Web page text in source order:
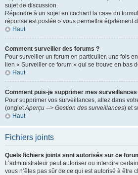
sujet de discussion.
Répondre à un sujet en cochant la case du
réponse est postée » vous permettra également
Haut
Comment surveiller des forums ?
Pour surveiller un forum en particulier, une fois
lien « Surveiller ce forum » qui se trouve en bas
Haut
Comment puis-je supprimer mes
Pour supprimer vos surveillances, allez dans
(ongletAperçu --> Gestion des surveillances) et
Haut
Fichiers joints
Quels fichiers joints sont autorisés sur ce
L’administrateur peut autoriser ou interdire
vous n’êtes pas sûr de ce qui est autorisé à être